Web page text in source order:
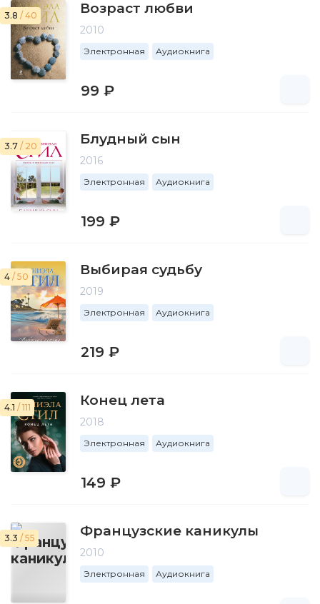
3.8 / 40 Возраст любви
2010
Электронная Аудиокнига
99 ₽
3.7 / 20 Блудный сын
2016
Электронная Аудиокнига
199 ₽
4 / 50 Выбирая судьбу
2019
Электронная Аудиокнига
219 ₽
4.1 / 111 Конец лета
2018
Электронная Аудиокнига
149 ₽
3.3 / 55 Французские каникулы
2010
Электронная Аудиокнига